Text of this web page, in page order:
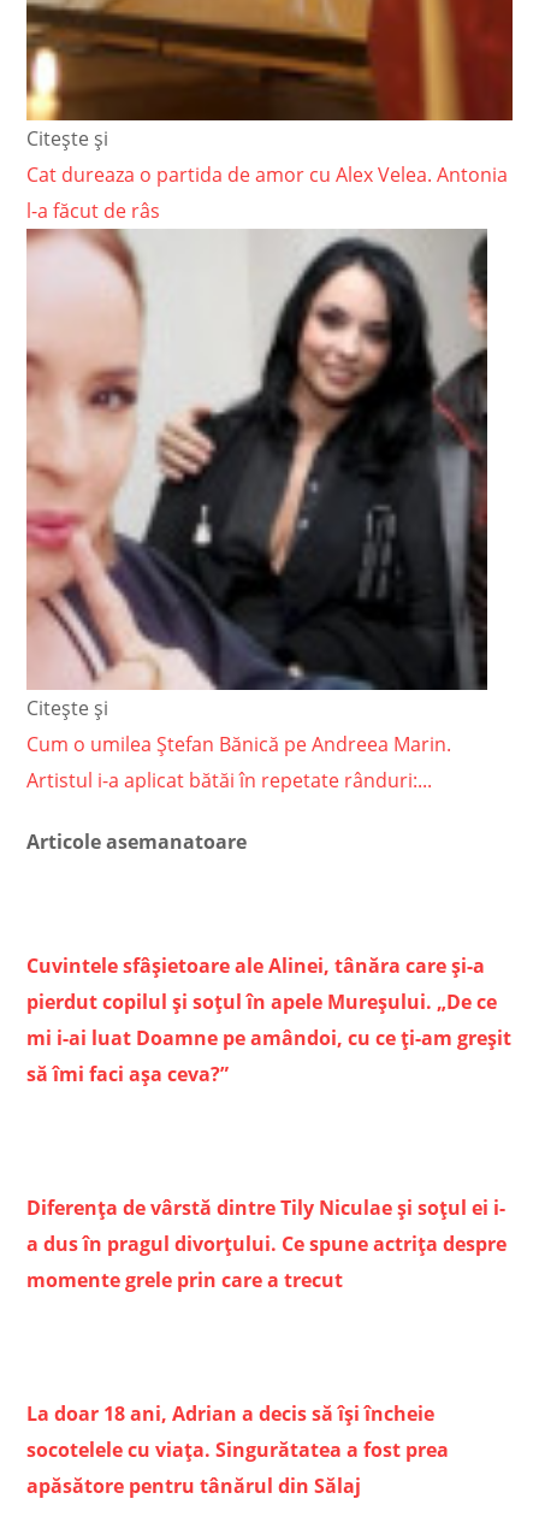
Citește și
Cat dureaza o partida de amor cu Alex Velea. Antonia
l-a făcut de râs
Citește și
Cum o umilea Ștefan Bănică pe Andreea Marin.
Artistul i-a aplicat bătăi în repetate rânduri:...
Articole asemanatoare
Cuvintele sfâșietoare ale Alinei, tânăra care și-a
pierdut copilul și soțul în apele Mureșului. „De ce
mi i-ai luat Doamne pe amândoi, cu ce ți-am greșit
să îmi faci așa ceva?”
Diferența de vârstă dintre Tily Niculae și soțul ei i-
a dus în pragul divorțului. Ce spune actrița despre
momente grele prin care a trecut
La doar 18 ani, Adrian a decis să îşi încheie
socotelele cu viaţa. Singurătatea a fost prea
apăsătore pentru tânărul din Sălaj